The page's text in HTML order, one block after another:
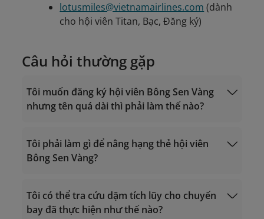
lotusmiles@vietnamairlines.com (dành
cho hội viên Titan, Bạc, Đăng ký)
Câu hỏi thường gặp
Tôi muốn đăng ký hội viên Bông Sen Vàng
nhưng tên quá dài thì phải làm thế nào?
Gọi từ nước ngoài về Việt Nam: +84 24
38320320
Tôi phải làm gì để nâng hạng thẻ hội viên
Bông Sen Vàng?
tiêu chí xét hạng
Tôi có thể tra cứu dặm tích lũy cho chuyến
bay đã thực hiện như thế nào?